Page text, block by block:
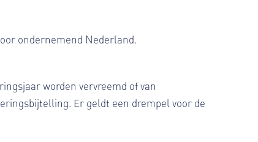
ondernemend Nederland.
worden vervreemd of van
Er geldt een drempel voor de